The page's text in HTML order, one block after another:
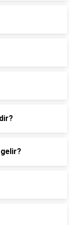
gelir?